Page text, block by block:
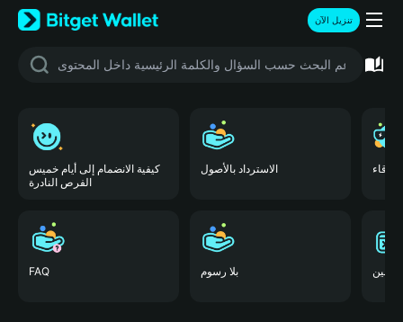
English
日本語
Tiếng Việt
Русский
Italiano
Deutsch
繁體中文
Português (Portugal)
Bahasa Indonesia
تنزيل الآن
كيفية الانضمام إلى أيام خميس
الفرص النادرة
FAQ
الاسترداد بالأصول
بلا رسوم للصين